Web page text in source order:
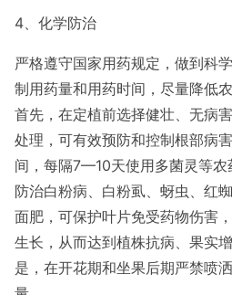
4、化学防治
严格遵守国家用药规定，做到科
制用药量和用药时间，尽量降低
首先，在定植前选择健壮、无病
处理，可有效预防和控制根部病
间，每隔7—10天使用多菌灵等农
防治白粉病、白粉虱、蚜虫、红
面肥，可保护叶片免受药物伤害
生长，从而达到植株抗病、果实
是，在开花期和坐果后期严禁喷